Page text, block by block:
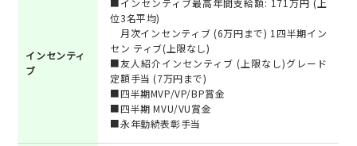
インセンティ
ブ
位3名平均)
月次インセンティブ (6万円まで) 1四半期イン
セン ティブ(上限なし)
■友人紹介インセンティブ (上限なし)グレード
定額手当 (7万円まで)
■四半期MVP/VP/BP賞金
■四半期 MVU/VU賞金
■永年勤続表彰手当